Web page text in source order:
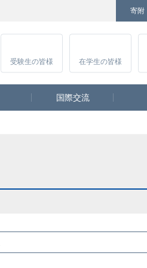
寄附
Instagram
受験生の皆様 在学生の皆様
国際交流